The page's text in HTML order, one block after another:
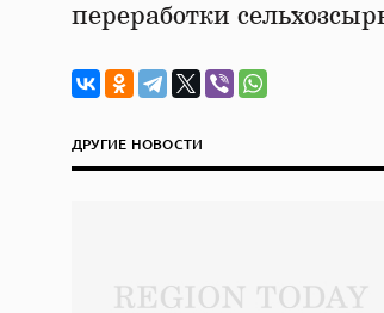
переработки
ДРУГИЕ НОВОСТИ